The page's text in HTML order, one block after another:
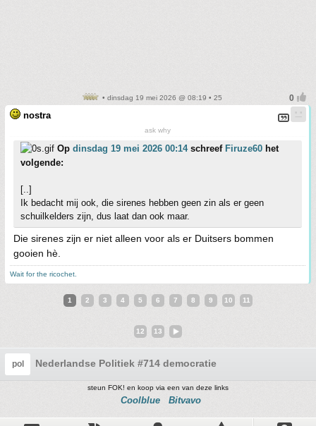
• dinsdag 19 mei 2026 @ 08:19 • 25
nostra
ask why
Op dinsdag 19 mei 2026 00:14schreef Firuze60 het
volgende:
[..]
Ik bedacht mij ook, die sirenes hebben geen zin als er geen
schuilkelders zijn, dus laat dan ook maar.
Die sirenes zijn er niet alleen voor als er Duitsers bommen
gooien hè.
Wait for the ricochet.
1 2 3 4 5 6 7 8 9 10 11
12 13
pol Nederlandse Politiek #714 democratie
steun FOK! en koop via een van deze links
Coolblue Bitvavo